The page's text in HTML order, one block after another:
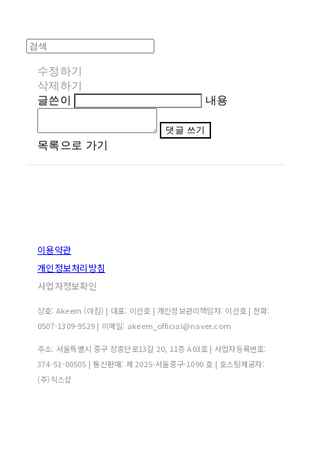
수정하기
삭제하기
글쓴이
내용
댓글 쓰기
목록으로 가기
이용약관
개인정보처리방침
사업자정보확인
상호: Akeem (아킴) | 대표: 이선호 | 개인정보관리책임자: 이선호 | 전화:
0507-1309-9529 | 이메일: akeem_official@naver.com
주소: 서울특별시 중구 장충단로13길 20, 11층 A03호 | 사업자등록번호:
374-51-00505 | 통신판매: 제 2025-서울중구-1090 호 | 호스팅제공자:
(주)식스샵